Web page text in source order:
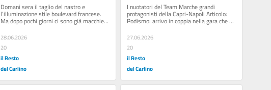
gli incivili restano
Domani sera il taglio del nastro e
l’illuminazione stile boulevard francese.
Ma dopo pochi giorni ci sono già macchie,
cicche di sigarette,. pezzi...
28.06.2026
20
il Resto
del Carlino
Team Marche, bracciate di
gloria in acque libere.
Capri-Napoli
I nuotatori del Team Marche grandi
protagonisti della Capri-Napoli Articolo:
Podismo: arrivo in coppia nella gara che ha
visto comunque davanti a...
27.06.2026
20
il Resto
del Carlino